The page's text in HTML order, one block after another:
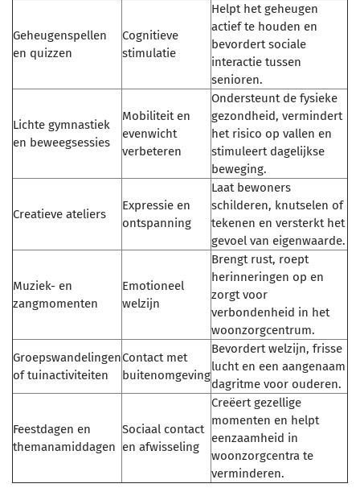
Geheugenspellen
en quizzen
Cognitieve
stimulatie
Helpt het geheugen
actief te houden en
bevordert sociale
interactie tussen
senioren.
Lichte gymnastiek
en beweegsessies
Mobiliteit en
evenwicht
verbeteren
Ondersteunt de fysieke
gezondheid, vermindert
het risico op vallen en
stimuleert dagelijkse
beweging.
Creatieve ateliers
Expressie en
ontspanning
Laat bewoners
schilderen, knutselen of
tekenen en versterkt het
gevoel van eigenwaarde.
Muziek- en
zangmomenten
Emotioneel
welzijn
Brengt rust, roept
herinneringen op en
zorgt voor
verbondenheid in het
woonzorgcentrum.
Groepswandelingen
of tuinactiviteiten
Contact met
buitenomgeving
Bevordert welzijn, frisse
lucht en een aangenaam
dagritme voor ouderen.
Feestdagen en
themanamiddagen
Sociaal contact
en afwisseling
Creëert gezellige
momenten en helpt
eenzaamheid in
woonzorgcentra te
verminderen.